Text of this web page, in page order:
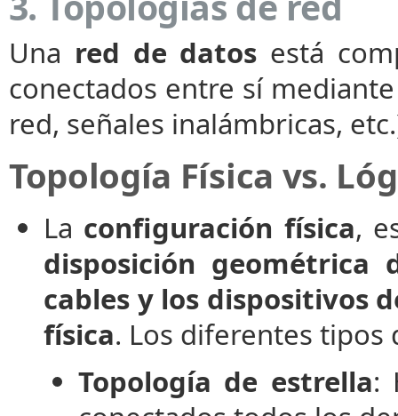
Una red de datos está
conectados entre sí
red, señales inalámbricas,
Topología Física vs.
La configuración física,
disposición geométrica
cables y los dispositivos
física. Los diferentes tipos
Topología de estrella: